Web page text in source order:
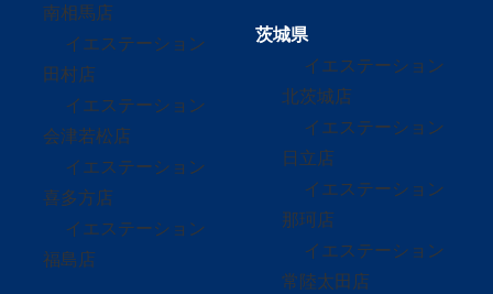
南相馬店
イエステーション
田村店
イエステーション
会津若松店
イエステーション
喜多方店
イエステーション
福島店
茨城県
イエステーション
北茨城店
イエステーション
日立店
イエステーション
那珂店
イエステーション
常陸太田店